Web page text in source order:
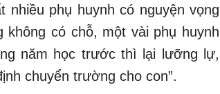
nhiều phụ huynh có nguyện vọng
có chỗ, một vài phụ huynh
năm học trước thì lại lưỡng lự,
chuyển trường cho con”.